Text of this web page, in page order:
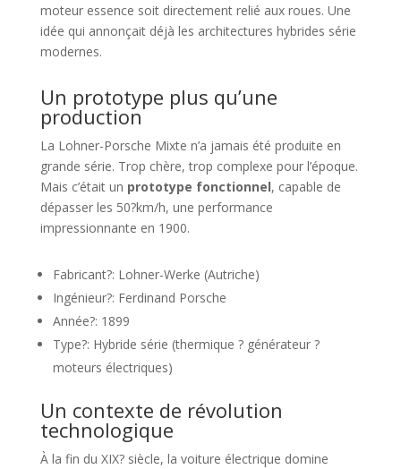
moteur essence soit directement relié aux roues. Une
idée qui annonçait déjà les architectures hybrides série
modernes.
Un prototype plus qu’une
production
La Lohner-Porsche Mixte n’a jamais été produite en
grande série. Trop chère, trop complexe pour l’époque.
Mais c’était un prototype fonctionnel, capable de
dépasser les 50?km/h, une performance
impressionnante en 1900.
Fabricant?: Lohner-Werke (Autriche)
Ingénieur?: Ferdinand Porsche
Année?: 1899
Type?: Hybride série (thermique ? générateur ?
moteurs électriques)
Un contexte de révolution
technologique
À la fin du XIX? siècle, la voiture électrique domine